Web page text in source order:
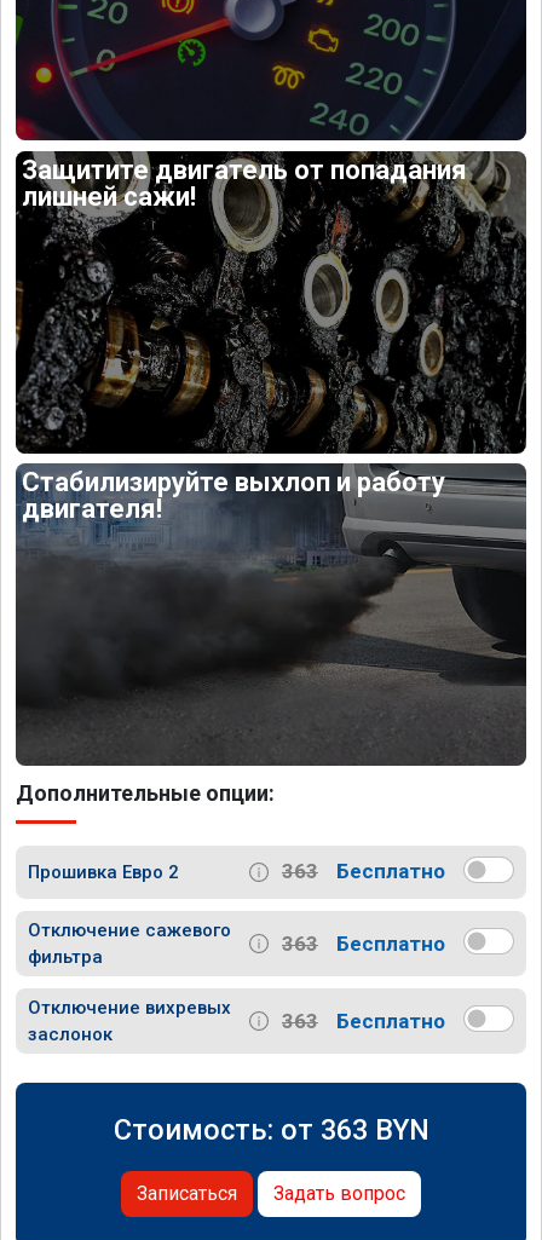
Защитите двигатель от попадания
лишней сажи!
Стабилизируйте выхлоп и работу
двигателя!
Дополнительные опции:
Прошивка Евро 2 363 Бесплатно
Отключение сажевого
фильтра
363 Бесплатно
Отключение вихревых
заслонок
363 Бесплатно
Стоимость: от 363 BYN
Записаться Задать вопрос